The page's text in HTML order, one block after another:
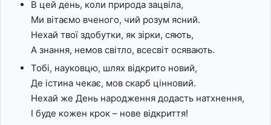
В цей день, коли природа зацвіла,
Ми вітаємо вченого, чий розум ясний.
Нехай твої здобутки, як зірки, сяють,
А знання, немов світло, всесвіт осявають.
Тобі, науковцю, шлях відкрито новий,
Де істина чекає, мов скарб цінновий.
Нехай же День народження додасть натхнення,
І буде кожен крок – нове відкриття!